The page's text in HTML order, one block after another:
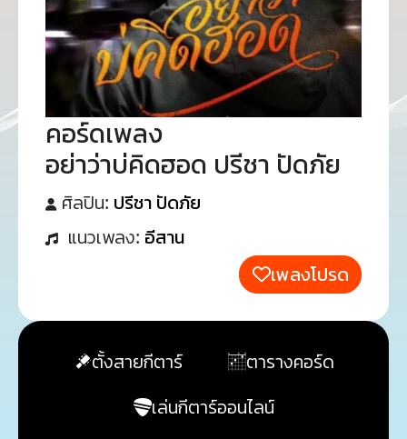
คอร์ดเพลง
อย่าว่าบ่คิดฮอด ปรีชา ปัดภัย
ศิลปิน: ปรีชา ปัดภัย
แนวเพลง: อีสาน
เพลงโปรด
ตั้งสายกีตาร์
ตารางคอร์ด
เล่นกีตาร์ออนไลน์